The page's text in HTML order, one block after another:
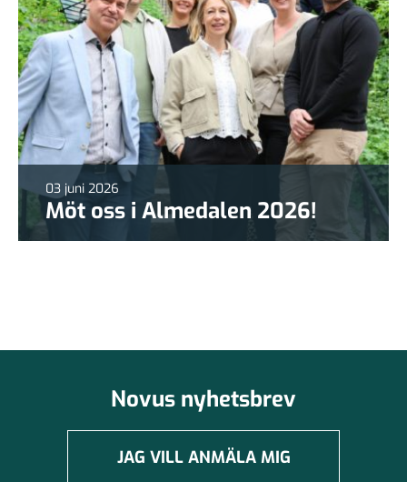
03 juni 2026
Möt oss i Almedalen 2026!
Novus nyhetsbrev
JAG VILL ANMÄLA MIG